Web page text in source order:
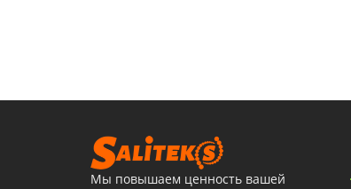
Мы повышаем ценность вашей